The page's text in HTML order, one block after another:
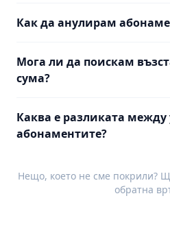
Как да анулирам
Мога ли да поискам
сума?
Каква е разликата между
абонаментите?
Нещо, което не сме покрили?
обратна